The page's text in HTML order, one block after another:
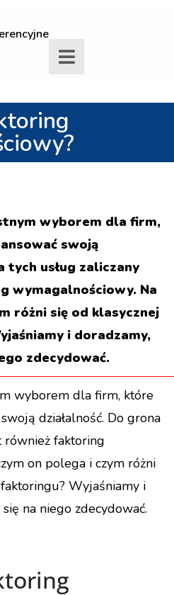
wyborem dla firm,
swoją
tych usług zaliczany
wymagalnościowy. Na
różni się od klasycznej
i doradzamy,
zdecydować.
wyborem dla firm, które
działalność. Do grona
również faktoring
on polega i czym różni
Wyjaśniamy i
na niego zdecydować.